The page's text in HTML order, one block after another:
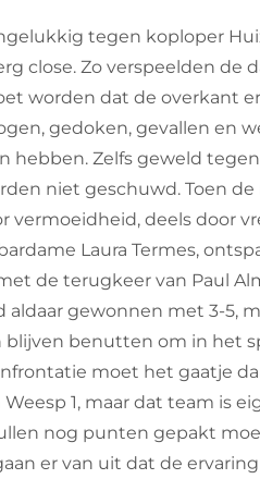
tegen koploper
close. Zo verspeelden de
worden dat de overkant
gedoken, gevallen en
hebben. Zelfs geweld
niet geschuwd. Toen
vermoeidheid, deels door
Laura Termes,
de terugkeer van Paul
aldaar gewonnen met 3-5,
benutten om in het
moet het gaatje
1, maar dat team is
nog punten gepakt
er van uit dat de